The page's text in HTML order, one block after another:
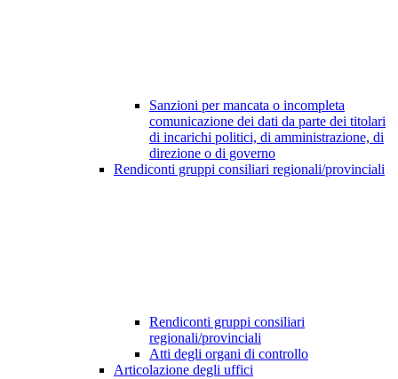
Sanzioni per mancata o incompleta
comunicazione dei dati da parte dei titolari
di incarichi politici, di amministrazione, di
direzione o di governo
Rendiconti gruppi consiliari regionali/provinciali
Rendiconti gruppi consiliari
regionali/provinciali
Atti degli organi di controllo
Articolazione degli uffici